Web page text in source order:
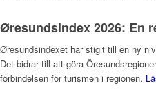
Øresundsindex 2026: En
Øresundsindexet har stigit till en ny
Det bidrar till att göra
förbindelsen för turismen i regionen.